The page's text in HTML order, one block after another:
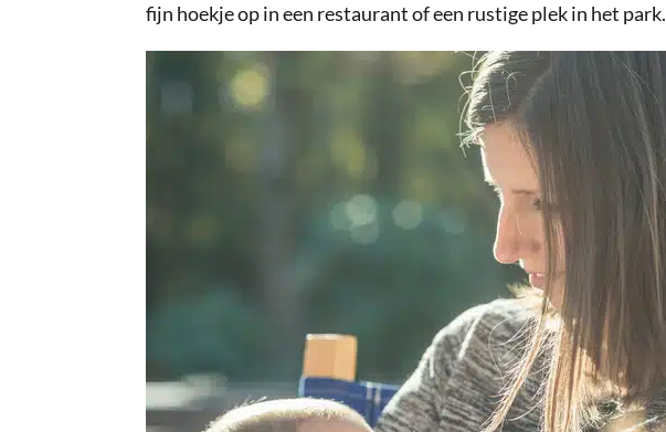
fijn hoekje op in een restaurant of een rustige plek in het park.